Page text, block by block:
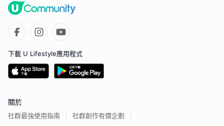
下載 U Lifestyle應用程式
關於
社群最強使用指南
社群創作有價企劃